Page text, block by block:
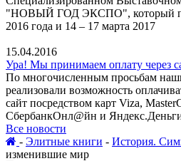
"НОВЫЙ ГОД ЭКСПО", который
2016 года и 14 – 17 марта 2017
15.04.2016
Ура! Мы принимаем оплату через
По многочисленным просьбам
реализовали возможность
сайт посредством карт Viza,
СбербанкОнл@йн и
Все новости
- Элитные книги - История.
изменившие мир